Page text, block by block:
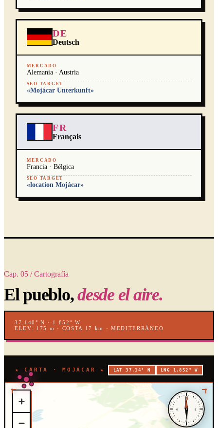
DE
Deutsch
MERCADO
Alemania · Austria
SEO TARGET
«Mojácar Unterkunft»
FR
Français
MERCADO
Francia · Bélgica
SEO TARGET
«location Mojácar»
Cap. 05 / Cartografía
El pueblo,desde el aire.
37.140° N · 1.852° W
ELEV. 175 m · COSTA 17 km · MEDITERRÁNEO
★ CARTA · MOJÁCAR ★ LAT 37.14° N LNG 1.852° W
N
E
S
O